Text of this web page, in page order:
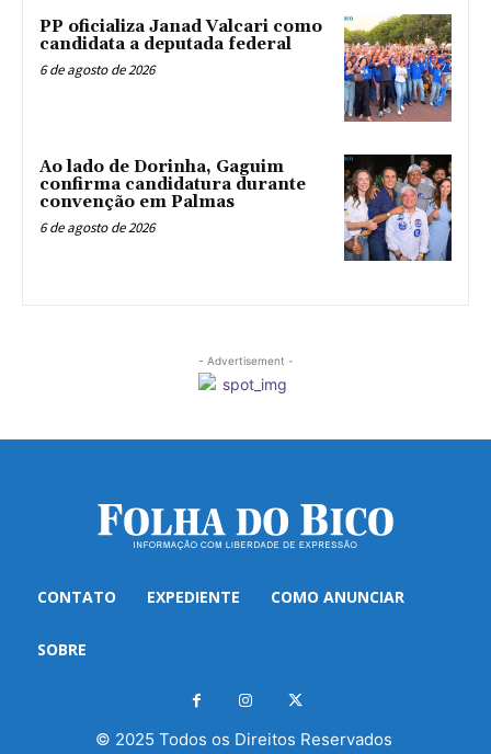
PP oficializa Janad Valcari como
candidata a deputada federal
6 de agosto de 2026
Ao lado de Dorinha, Gaguim
confirma candidatura durante
convenção em Palmas
6 de agosto de 2026
- Advertisement -
CONTATO EXPEDIENTE COMO ANUNCIAR
SOBRE
© 2025 Todos os Direitos Reservados